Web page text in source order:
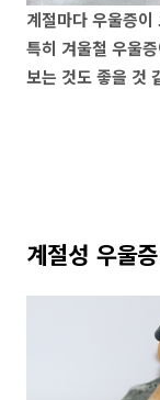
계절마다 우울증
특히 겨울철 우울
보는 것도 좋을 것
계절성 우울